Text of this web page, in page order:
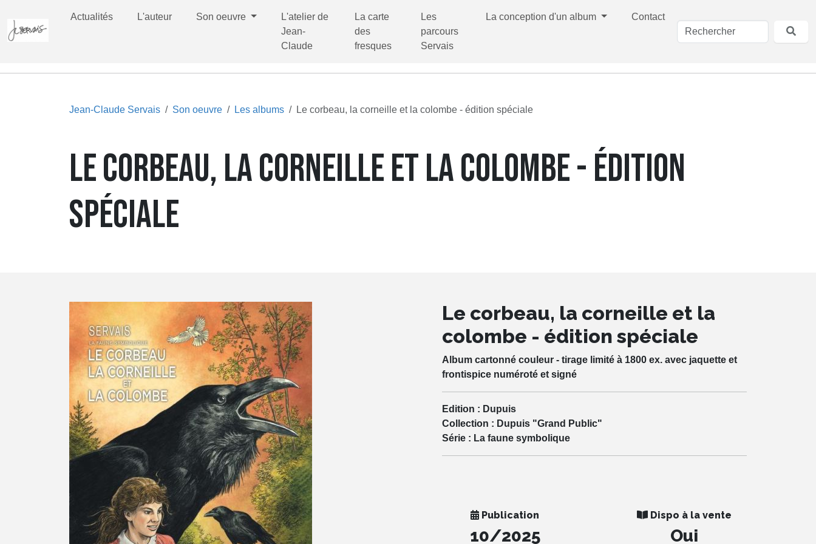
Actualités L'auteur Son oeuvre
L'atelier de
Jean-
Claude
La carte
des
fresques
Les
parcours
Servais
La conception d'un album Contact
Jean-Claude Servais Son oeuvre Les albums Le corbeau, la corneille et la colombe - édition spéciale
LE CORBEAU, LA CORNEILLE ET LA COLOMBE - ÉDITION
SPÉCIALE
Le corbeau, la corneille et la
colombe - édition spéciale
Album cartonné couleur - tirage limité à 1800 ex. avec jaquette et
frontispice numéroté et signé
Edition : Dupuis
Collection : Dupuis "Grand Public"
Série : La faune symbolique
Publication
10/2025
Dispo à la vente
Oui